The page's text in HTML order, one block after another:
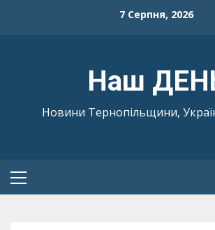
7 Серпня, 2026
Наш
Новини Тернопільщини,
Primary